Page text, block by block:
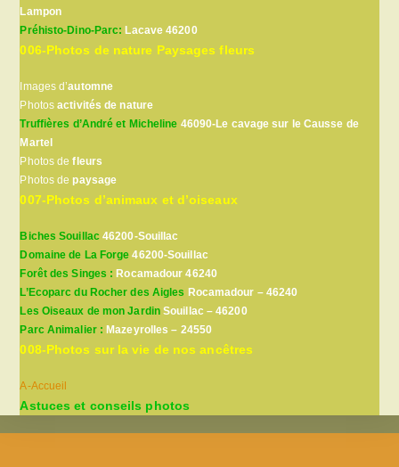
Lampon
Préhisto-Dino-Parc:Lacave 46200
006-Photos de nature Paysages fleurs
Images d’automne
Photosactivités de nature
Truffières d’André et Micheline 46090-Le cavage sur le Causse de
Martel
Photos defleurs
Photos depaysage
007-Photos d’animaux et d’oiseaux
Biches Souillac46200-Souillac
Domaine de La Forge 46200-Souillac
Forêt des Singes :Rocamadour 46240
L’Ecoparc du Rocher des Aigles Rocamadour – 46240
Les Oiseaux de mon JardinSouillac – 46200
Parc Animalier : Mazeyrolles – 24550
008-Photos sur la vie de nos ancêtres
A-Accueil
Astuces et conseils photos